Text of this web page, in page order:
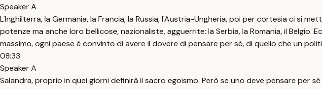
Speaker A
L'Inghilterra, la Germania, la Francia, la Russia, l'Austria-Ungheria, poi per cortesia ci si
potenze ma anche loro bellicose, nazionaliste, agguerrite: la Serbia, la Romania, il Belgio.
massimo, ogni paese è convinto di avere il dovere di pensare per sé, di quello che un
08:33
Speaker A
Salandra, proprio in quei giorni definirà il sacro egoismo. Però se uno deve pensare per